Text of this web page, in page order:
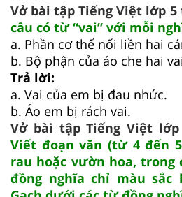
Vở bài tập Tiếng Việt lớp 5
câu có từ “vai” với mỗi
a. Phần cơ thể nối liền hai
b. Bộ phận của áo che hai
Trả lời:
a. Vai của em bị đau nhức.
b. Áo em bị rách vai.
Vở bài tập Tiếng Việt
Viết đoạn văn (từ 4 đến
rau hoặc vườn hoa, trong
đồng nghĩa chỉ màu sắc